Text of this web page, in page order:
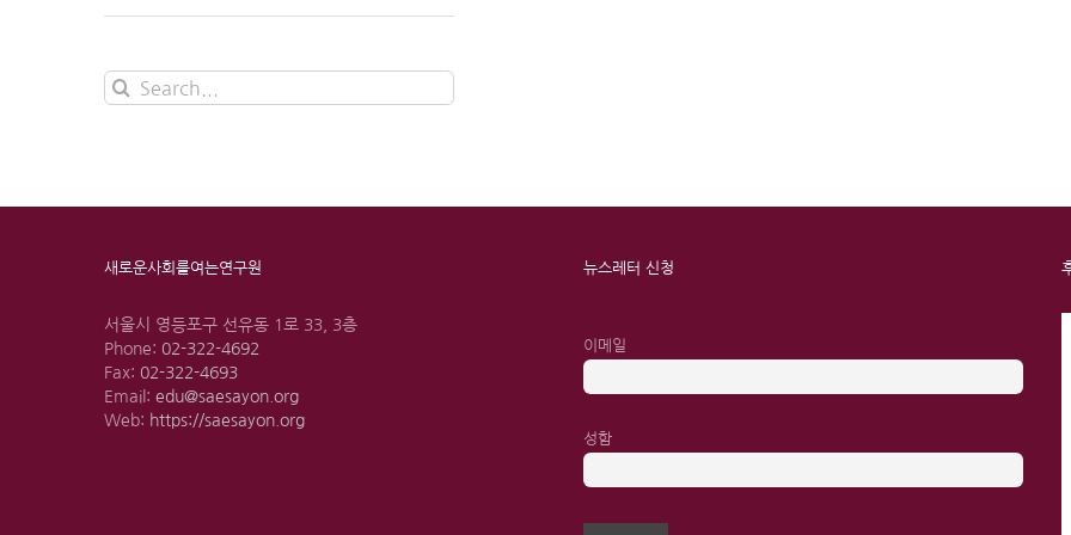
Search
for:
새로운사회를여는연구원
서울시 영등포구 선유동 1로 33, 3층
Phone: 02-322-4692
Fax: 02-322-4693
Email: edu@saesayon.org
Web: https://saesayon.org
뉴스레터 신청
이메일
성함